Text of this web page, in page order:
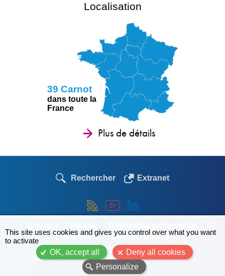
Localisation
39 Carnot
dans toute la
France
Plus de détails
Rechercher Extranet
Liens utiles
Emploi / thèses
© Le réseau des Carnot 2026
Plan du site Mentions légales - Statuts Gestion
This site uses cookies and gives you control over what you want
to activate
OK, accept all
Deny all cookies
Personalize